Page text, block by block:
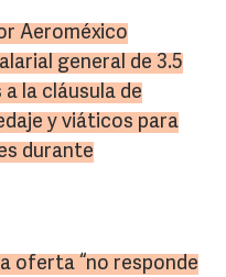
Aeroméxico
general de 3.5
la cláusula de
y viáticos para
durante
oferta “no responde